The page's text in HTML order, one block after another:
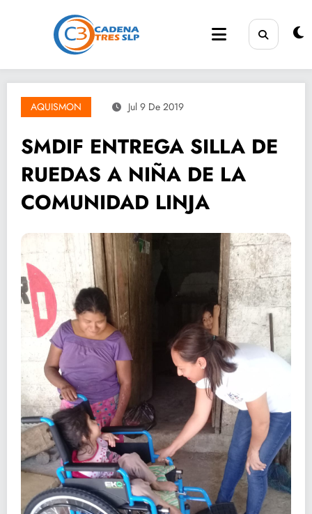
AQUISMON Jul 9 De 2019
SMDIF ENTREGA SILLA DE
RUEDAS A NIÑA DE LA
COMUNIDAD LINJA